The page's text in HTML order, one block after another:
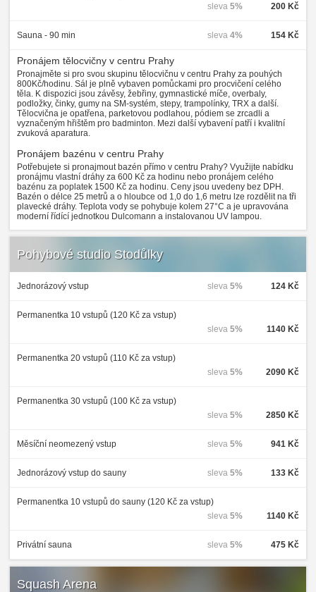
200 Kč
sleva 5%
Sauna - 90 min 154 Kč
sleva 4%
Pronájem tělocvičny v centru Prahy
Pronajměte si pro svou skupinu tělocvičnu v centru Prahy za pouhých
800Kč/hodinu. Sál je plně vybaven pomůckami pro procvičení celého
těla. K dispozici jsou závěsy, žebřiny, gymnastické míče, overbaly,
podložky, činky, gumy na SM-systém, stepy, trampolínky, TRX a další.
Tělocvična je opatřena, parketovou podlahou, pódiem se zrcadli a
vyznačeným hřištěm pro badminton. Mezi další vybavení patří i kvalitní
zvuková aparatura.
Pronájem bazénu v centru Prahy
Potřebujete si pronajmout bazén přímo v centru Prahy? Využijte nabídku
pronájmu vlastní dráhy za 600 Kč za hodinu nebo pronájem celého
bazénu za poplatek 1500 Kč za hodinu. Ceny jsou uvedeny bez DPH.
Bazén o délce 25 metrů a o hloubce od 1,0 do 1,6 metru lze rozdělit na tři
plavecké dráhy. Teplota vody se pohybuje kolem 27°C a je upravována
moderní řídící jednotkou Dulcomann a instalovanou UV lampou.
Pohybové studio Stodůlky
Jednorázový vstup 124 Kč
sleva 5%
Permanentka 10 vstupů (120 Kč za vstup)
1140 Kč
sleva 5%
Permanentka 20 vstupů (110 Kč za vstup)
2090 Kč
sleva 5%
Permanentka 30 vstupů (100 Kč za vstup)
2850 Kč
sleva 5%
Měsíční neomezený vstup 941 Kč
sleva 5%
Jednorázový vstup do sauny 133 Kč
sleva 5%
Permanentka 10 vstupů do sauny (120 Kč za vstup)
1140 Kč
sleva 5%
Privátní sauna 475 Kč
sleva 5%
Squash Arena